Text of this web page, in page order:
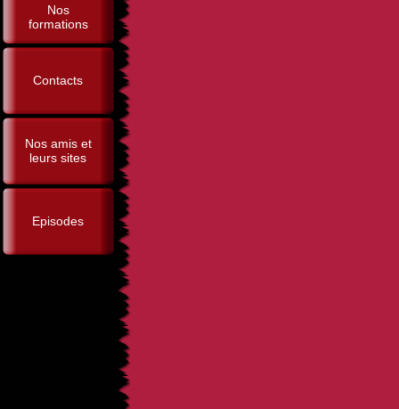
Nos
formations
Contacts
Nos amis et
leurs sites
Episodes